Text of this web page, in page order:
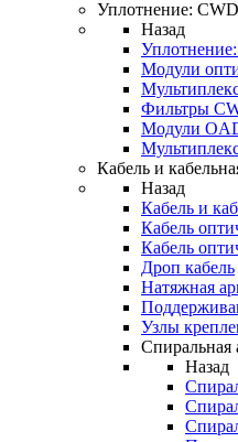
Уплотнение:
Назад
Модули
Фильтры
Модули
Кабель и
Назад
Кабель и
Кабель
Кабель
Дроп кабель
Натяжная
Узлы
Спиральная
Назад